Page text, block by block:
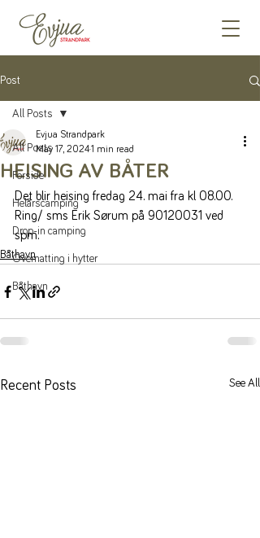
Post
All Posts
Forside
Helårscamping
Drop-in camping
Overnatting i hytter
Båthavn
All Posts
HEISING AV BÅTER
Evjua Strandpark
May 17, 20241 min read
Det blir heising fredag 24. mai fra kl 08.00.
Ring/ sms Erik Sørum på 90120031 ved
spm.
Båthavn
Recent Posts See All